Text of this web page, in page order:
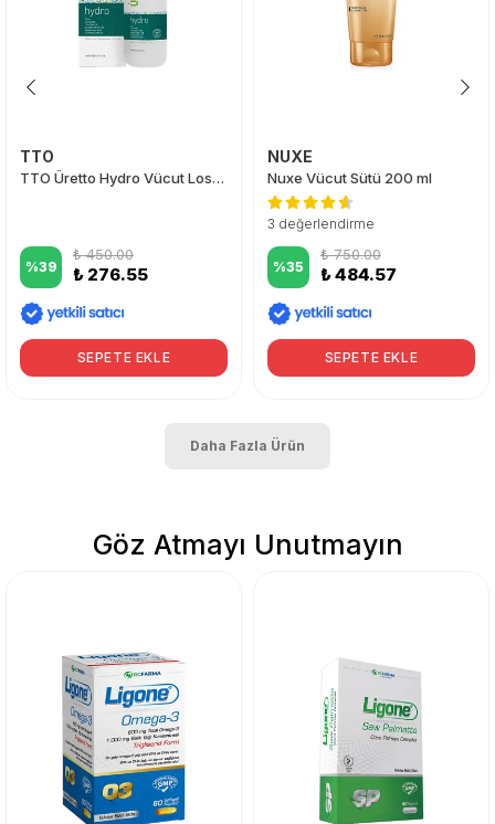
TTO
TTO Üretto Hydro Vücut Losyonu 200 ml
%39
₺ 450.00
₺ 276.55
SEPETE EKLE
NUXE
Nuxe Vücut Sütü 200 ml
3 değerlendirme
%35
₺ 750.00
₺ 484.57
SEPETE EKLE
Daha Fazla Ürün
Göz Atmayı Unutmayın